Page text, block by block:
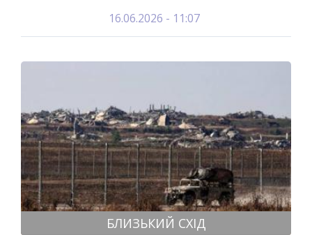
16.06.2026 - 11:07
БЛИЗЬКИЙ СХІД